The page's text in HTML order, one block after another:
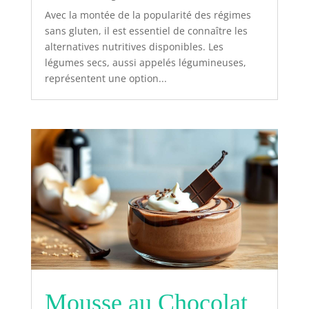
Avec la montée de la popularité des régimes
sans gluten, il est essentiel de connaître les
alternatives nutritives disponibles. Les
légumes secs, aussi appelés légumineuses,
représentent une option...
Mousse au Chocolat